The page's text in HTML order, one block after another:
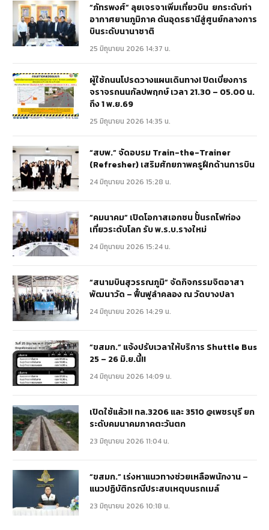
“ภัทรพงศ์” ลุยเจรจาเพิ่มเที่ยวบิน ยกระดับท่า
อากาศยานภูมิภาค ดันอุดรธานีสู่ศูนย์กลางการ
บินระดับนานาชาติ
25 มิถุนายน 2026 14:37 น.
ผู้ใช้ถนนโปรดวางแผนเดินทาง! ปิดเบี่ยงการ
จราจรถนนกัลปพฤกษ์ เวลา 21.30 – 05.00 น.
ถึง 1 พ.ย.69
25 มิถุนายน 2026 14:35 น.
“สบพ.” จัดอบรม Train-the-Trainer
(Refresher) เสริมศักยภาพครูฝึกด้านการบิน
24 มิถุนายน 2026 15:28 น.
“คมนาคม” เปิดโอกาสเอกชน ปั้นรถไฟท่อง
เที่ยวระดับโลก รับ พ.ร.บ.รางใหม่
24 มิถุนายน 2026 15:24 น.
“สนามบินสุวรรณภูมิ” จัดกิจกรรมจิตอาสา
พัฒนาวัด – ฟื้นฟูลำคลอง ณ วัดบางปลา
24 มิถุนายน 2026 14:29 น.
“ขสมก.” แจ้งปรับเวลาให้บริการ Shuttle Bus
25 – 26 มิ.ย.นี้!!
24 มิถุนายน 2026 14:09 น.
เปิดใช้แล้ว!! ทล.3206 และ 3510 @เพชรบุรี ยก
ระดับคมนาคมภาคตะวันตก
23 มิถุนายน 2026 11:04 น.
“ขสมก.” เร่งหาแนวทางช่วยเหลือพนักงาน –
แนวปฏิบัติกรณีประสบเหตุบนรถเมล์
23 มิถุนายน 2026 10:18 น.